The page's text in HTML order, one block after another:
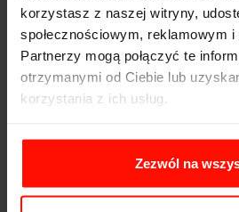
korzystasz z naszej witryny,
społecznościowym, reklamowym
Partnerzy mogą połączyć te
otrzymanymi od Ciebie lub
korzystania z ich usług.
Zezwól na
samochodów. Polecili mi Was
Znalazłam super prezent!